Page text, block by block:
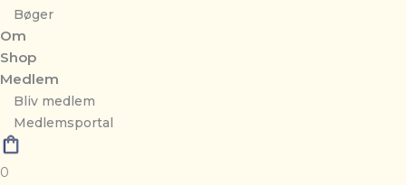
Bøger
Om
Shop
Medlem
Bliv medlem
Medlemsportal
0